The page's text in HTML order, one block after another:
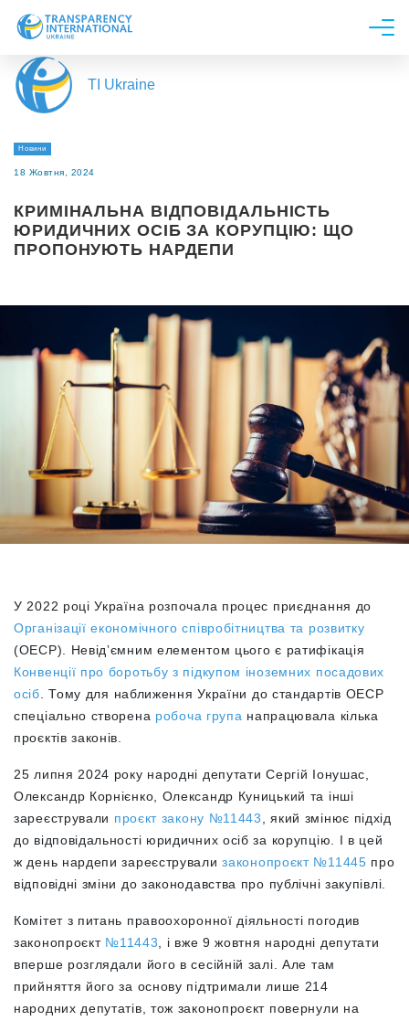
Про нас
Новини
Напрями роботи
Долучитися
TI Ukraine
Новини
18 Жовтня, 2024
КРИМІНАЛЬНА ВІДПОВІДАЛЬНІСТЬ
ЮРИДИЧНИХ ОСІБ ЗА КОРУПЦІЮ: ЩО
ПРОПОНУЮТЬ НАРДЕПИ
У 2022 році Україна розпочала процес приєднання до
Організації економічного співробітництва та розвитку
(ОЕСР). Невідʼємним елементом цього є ратифікація
Конвенції про боротьбу з підкупом іноземних посадових
осіб . Тому для наближення України до стандартів ОЕСР
спеціально створена робоча група напрацювала кілька
проєктів законів.
25 липня 2024 року народні депутати Сергій Іонушас,
Олександр Корнієнко, Олександр Куницький та інші
зареєстрували проєкт закону №11443
, який змінює підхід
до відповідальності юридичних осіб за корупцію. І в цей
ж день нардепи зареєструвализаконопроєкт №11445 про
відповідні зміни до законодавства про публічні закупівлі.
Комітет з питань правоохоронної діяльності погодив
законопроєкт №11443 , і вже 9 жовтня народні депутати
вперше розглядали його в сесійній залі. Але там
прийняття його за основу підтримали лише 214
народних депутатів, тож законопроєкт повернули на